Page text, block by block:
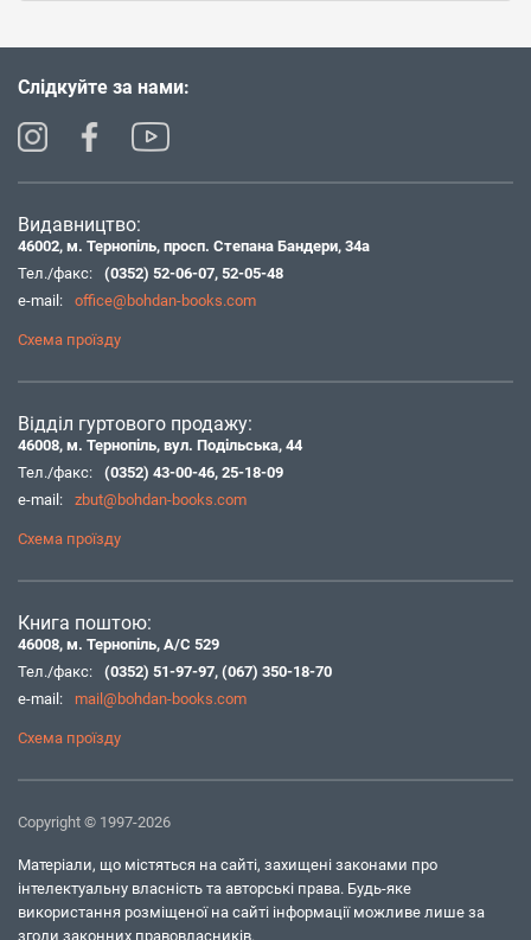
Слідкуйте за нами:
Видавництво:
46002, м. Тернопіль, просп. Степана Бандери, 34а
Тел./факс:
(0352) 52-06-07, 52-05-48
e-mail:
office@bohdan-books.com
Схема проїзду
Відділ гуртового продажу:
46008, м. Тернопіль, вул. Подільська, 44
Тел./факс:
(0352) 43-00-46, 25-18-09
e-mail:
zbut@bohdan-books.com
Схема проїзду
Книга поштою:
46008, м. Тернопіль, А/С 529
Тел./факс:
(0352) 51-97-97, (067) 350-18-70
e-mail:
mail@bohdan-books.com
Схема проїзду
Copyright © 1997-2026
Матеріали, що містяться на сайті, захищені законами про
інтелектуальну власність та авторські права. Будь-яке
використання розміщеної на сайті інформації можливе лише за
згоди законних правовласників.